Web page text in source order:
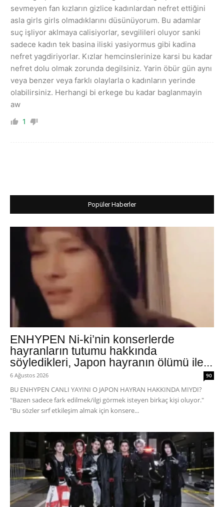
sevmeyen fan kızların gizlice kadınlardan nefret ettiğini
asla girls girls olmadıklarını düsünüyorum. Bu adamlar
suç işliyor aklmaya calisiyorlar, sevgilileri oluyor sanki
sadece kadın tek basina iliski yasiyormus gibi kadina
nefret yagdiriyorlar. Kızlar hemcinslerinize karsi bu kadar
nefret dolu olmak zorunda degilsiniz. Yarin öbür gün aynı
veya benzer veya farklı olaylarla o kadınların yerinde
olabilirsiniz. Herhangi bi erkege bu kadar baglanmayin
aw
1
Popüler Haberler
ENHYPEN Ni-ki’nin konserlerde
hayranların tutumu hakkında
söyledikleri, Japon hayranın ölümü ile...
6 Ağustos 2026 90
BU ENHYPEN CANLI YAYINI O JAPON HAYRAN HAKKINDA MIYDI?
"Bazen sadece fark edilmek/ilgi görmek isteyen birkaç kişi oluyor."
"Bu sözler sırf etkileşim almak için konsere...